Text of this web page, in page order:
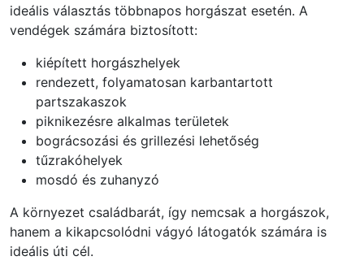
ideális választás többnapos horgászat esetén. A
vendégek számára biztosított:
kiépített horgászhelyek
rendezett, folyamatosan karbantartott
partszakaszok
piknikezésre alkalmas területek
bográcsozási és grillezési lehetőség
tűzrakóhelyek
mosdó és zuhanyzó
A környezet családbarát, így nemcsak a horgászok,
hanem a kikapcsolódni vágyó látogatók számára is
ideális úti cél.